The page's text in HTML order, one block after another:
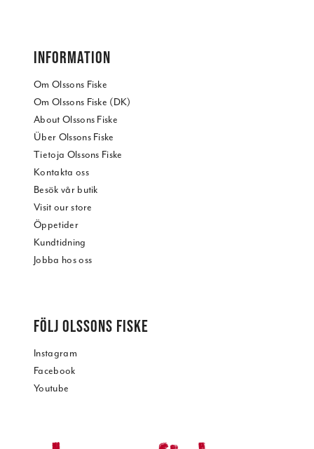
INFORMATION
Om Olssons Fiske
Om Olssons Fiske (DK)
About Olssons Fiske
Über Olssons Fiske
Tietoja Olssons Fiske
Kontakta oss
Besök vår butik
Visit our store
Öppetider
Kundtidning
Jobba hos oss
FÖLJ OLSSONS FISKE
Instagram
Facebook
Youtube